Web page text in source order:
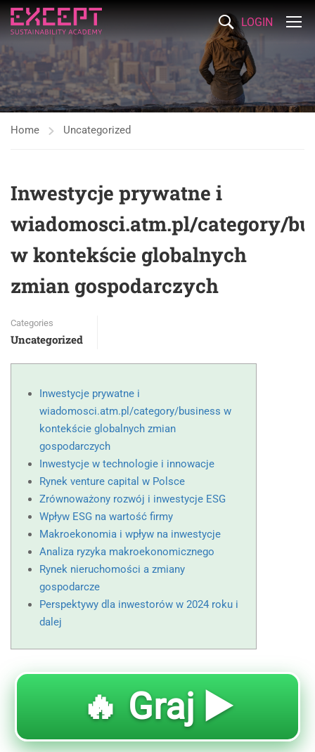
LOGIN
Home Uncategorized
Inwestycje prywatne i
wiadomosci.atm.pl/category/
w kontekście globalnych
zmian gospodarczych
Categories
Uncategorized
Inwestycje prywatne i
wiadomosci.atm.pl/category/business w
kontekście globalnych zmian
gospodarczych
Inwestycje w technologie i innowacje
Rynek venture capital w Polsce
Zrównoważony rozwój i inwestycje ESG
Wpływ ESG na wartość firmy
Makroekonomia i wpływ na inwestycje
Analiza ryzyka makroekonomicznego
Rynek nieruchomości a zmiany
gospodarcze
Perspektywy dla inwestorów w 2024 roku i
dalej
🔥 Graj ▶️